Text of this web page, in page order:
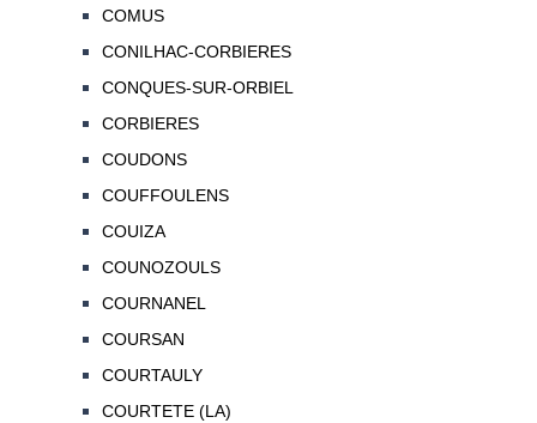
COMUS
CONILHAC-CORBIERES
CONQUES-SUR-ORBIEL
CORBIERES
COUDONS
COUFFOULENS
COUIZA
COUNOZOULS
COURNANEL
COURSAN
COURTAULY
COURTETE (LA)